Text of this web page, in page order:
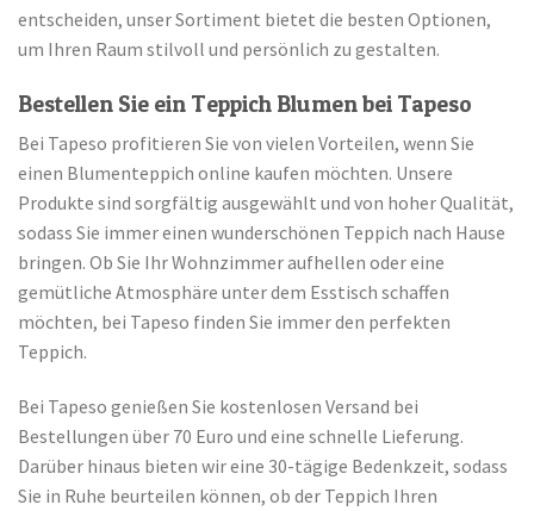
entscheiden, unser Sortiment bietet die besten Optionen,
um Ihren Raum stilvoll und persönlich zu gestalten.
Bestellen Sie ein Teppich Blumen bei Tapeso
Bei Tapeso profitieren Sie von vielen Vorteilen, wenn Sie
einen Blumenteppich online kaufen möchten. Unsere
Produkte sind sorgfältig ausgewählt und von hoher Qualität,
sodass Sie immer einen wunderschönen Teppich nach Hause
bringen. Ob Sie Ihr Wohnzimmer aufhellen oder eine
gemütliche Atmosphäre unter dem Esstisch schaffen
möchten, bei Tapeso finden Sie immer den perfekten
Teppich.
Bei Tapeso genießen Sie kostenlosen Versand bei
Bestellungen über 70 Euro und eine schnelle Lieferung.
Darüber hinaus bieten wir eine 30-tägige Bedenkzeit, sodass
Sie in Ruhe beurteilen können, ob der Teppich Ihren